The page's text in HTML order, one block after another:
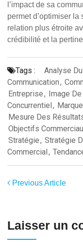
l’impact de sa
permet d’optimiser la
relation plus étroite
crédibilité et la
Tags : Analyse
Communication,
Entreprise, Image
Concurrentiel, Marque
Mesure Des
Objectifs
Stratégie, Stratégie
Commercial,
Previous Article
Laisser un